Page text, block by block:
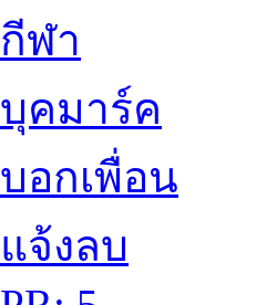
กีฬา
บุคมาร์ค
บอกเพื่อน
แจ้งลบ